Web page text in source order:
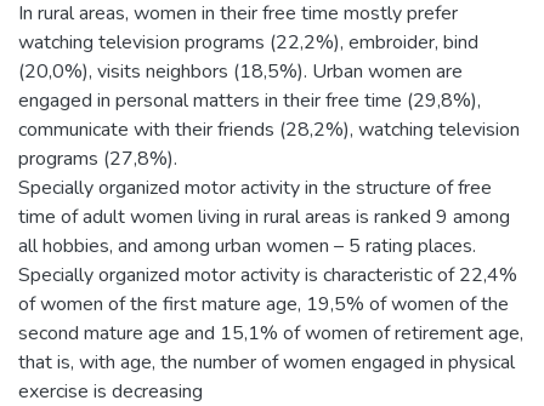
In rural areas, women in their free time mostly prefer
watching television programs (22,2%), embroider, bind
(20,0%), visits neighbors (18,5%). Urban women are
engaged in personal matters in their free time (29,8%),
communicate with their friends (28,2%), watching television
programs (27,8%).
Specially organized motor activity in the structure of free
time of adult women living in rural areas is ranked 9 among
all hobbies, and among urban women – 5 rating places.
Specially organized motor activity is characteristic of 22,4%
of women of the first mature age, 19,5% of women of the
second mature age and 15,1% of women of retirement age,
that is, with age, the number of women engaged in physical
exercise is decreasing